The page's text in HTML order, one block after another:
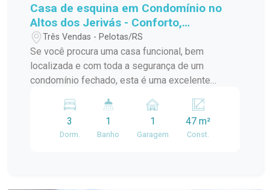
Casa de esquina em Condomínio no
Altos dos Jerivás - Conforto,
Segurança e Qualidade de Vida
Três Vendas - Pelotas/RS
Se você procura uma casa funcional, bem
localizada e com toda a segurança de um
condomínio fechado, esta é uma excelente
no bairro Alto dos Jerivás, em Pelotas. O imóvel
oferece ambientes bem distribuídos, pátio
privativo e uma infraestrutura completa de lazer e
3
Dorm.
1
Banho
1
Garagem
47 m²
Const.